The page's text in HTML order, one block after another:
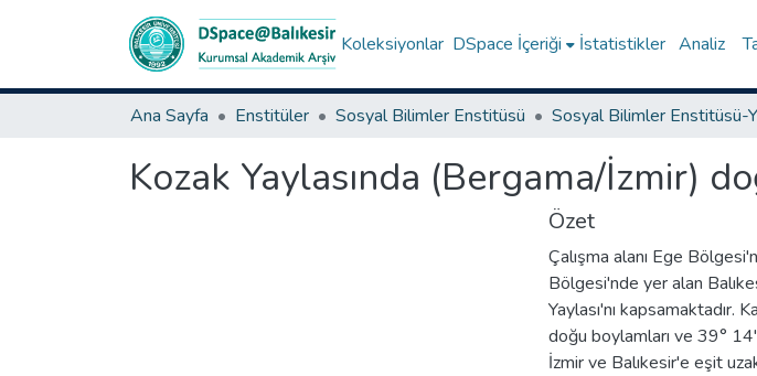
Koleksiyonlar DSpace İçeriği İstatistikler Analiz
Ana Sayfa Enstitüler Sosyal Bilimler Enstitüsü
Kozak Yaylasında (Bergama/İzmir)
Özet
Çalışma alanı Ege
Bölgesi'nde yer alan
Yaylası'nı kapsamaktadır.
doğu boylamları ve 39°
İzmir ve Balıkesir'e eşit